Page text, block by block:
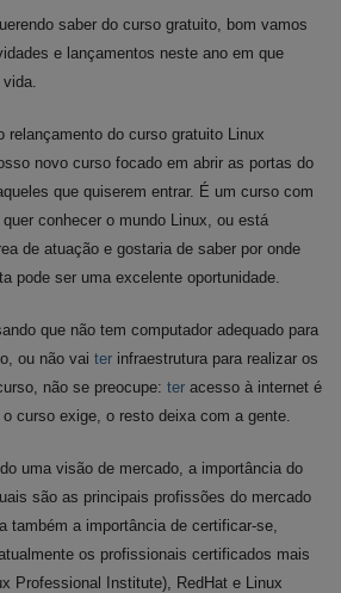
saber do curso gratuito, bom vamos
e lançamentos neste ano em que
vida.
relançamento do curso gratuito Linux
novo curso focado em abrir as portas do
que quiserem entrar. É um curso com
quer conhecer o mundo Linux, ou está
de atuação e gostaria de saber por onde
pode ser uma excelente oportunidade.
que não tem computador adequado para
ou não vai ter infraestrutura para realizar os
não se preocupe: ter acesso à internet é
o curso exige, o resto deixa com a gente.
uma visão de mercado, a importância do
são as principais profissões do mercado
também a importância de certificar-se,
os profissionais certificados mais
Professional Institute), RedHat e Linux